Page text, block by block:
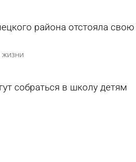
района отстояла свою
жизни
собраться в школу детям